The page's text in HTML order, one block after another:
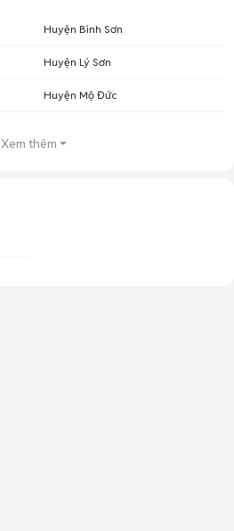
Huyện Bình Sơn
Huyện Lý Sơn
Huyện Mộ Đức
Xem thêm